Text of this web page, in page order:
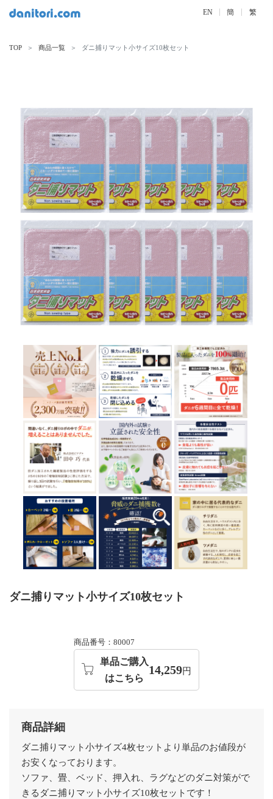
EN 簡 繁
TOP 商品一覧 ダニ捕りマット小サイズ10枚セット
ダニ捕りマット小サイズ10枚セット
商品番号：80007
単品ご購入
はこちら
14,259円
商品詳細
ダニ捕りマット小サイズ4枚セットより単品のお値段が
お安くなっております。
ソファ、畳、ベッド、押入れ、ラグなどのダニ対策がで
きるダニ捕りマット小サイズ10枚セットです！